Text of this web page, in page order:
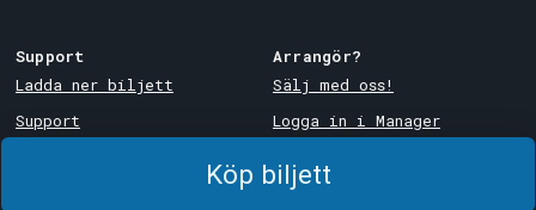
Köp biljett
Support
Ladda ner biljett
Support
Arrangör?
Sälj med oss!
Logga in i Manager